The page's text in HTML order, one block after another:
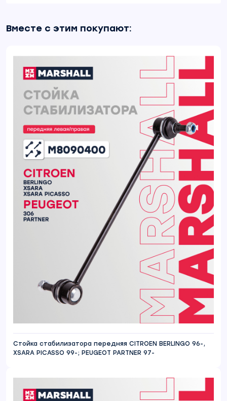
Вместе с этим покупают:
Стойка стабилизатора передняя CITROEN BERLINGO 96-,
XSARA PICASSO 99-; PEUGEOT PARTNER 97-